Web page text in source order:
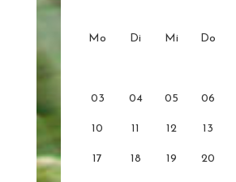
Mo Di Mi Do
03 04 05 06
10 11 12 13
17 18 19 20